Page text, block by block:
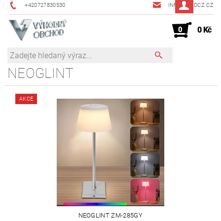
+420727830530 INFO@JMDCZ.CZ
0 0 Kč
NEOGLINT
AKCE
NEOGLINT ‎ZM-285GY